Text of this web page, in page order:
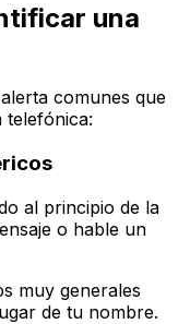
una
comunes que
telefónica:
al principio de la
o hable un
muy generales
de tu nombre.